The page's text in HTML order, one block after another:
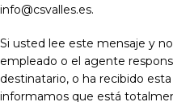
info@csvalles.es.
Si usted lee este mensaje y
empleado o el agente
destinatario, o ha recibido
informamos que está